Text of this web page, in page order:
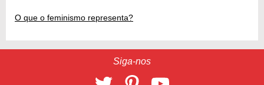
O que o feminismo representa?
Siga-nos